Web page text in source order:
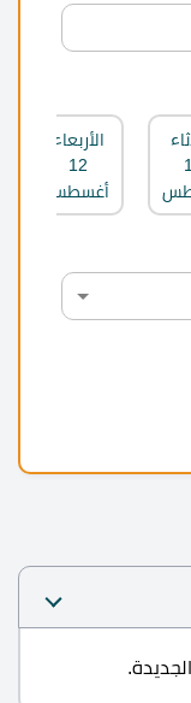
الأربعاء
12
أغسطس